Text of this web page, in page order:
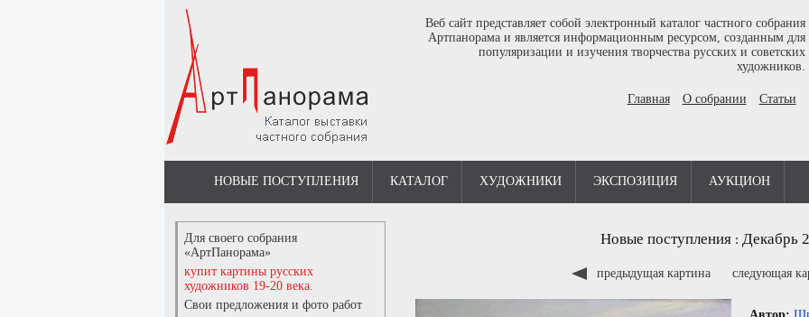
Веб сайт представляет собой электронный каталог частного собрания
Артпанорама и является информационным ресурсом, созданным для
популяризации и изучения творчества русских и советских
художников.
Главная О собрании Статьи
НОВЫЕ ПОСТУПЛЕНИЯ КАТАЛОГ ХУДОЖНИКИ ЭКСПОЗИЦИЯ АУКЦИОН
Для своего собрания
«АртПанорама»
купит картины русских
художников 19-20 века.
Свои предложения и фото работ
Новые поступления : Декабрь
предыдущая картина следующая